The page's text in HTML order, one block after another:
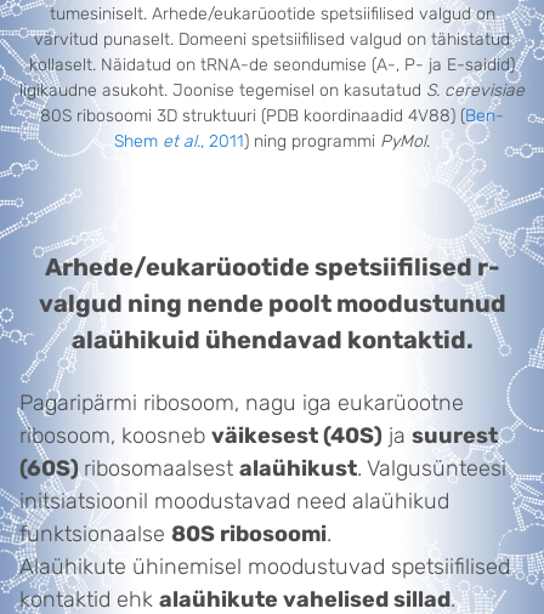
tumesiniselt. Arhede/eukarüootide spetsiifilised valgud on
värvitud punaselt. Domeeni spetsiifilised valgud on tähistatud
kollaselt. Näidatud on tRNA-de seondumise (A-, P- ja E-saidid)
ligikaudne asukoht. Joonise tegemisel on kasutatud S. cerevisiae
80S ribosoomi 3D struktuuri (PDB koordinaadid 4V88) (Ben-
Shem et al., 2011) ning programmi PyMol.
Arhede/eukarüootide spetsiifilised r-
valgud ning nende poolt moodustunud
alaühikuid ühendavad kontaktid.
Pagaripärmi ribosoom, nagu iga eukarüootne
ribosoom, koosneb väikesest (40S) ja suurest
(60S)ribosomaalsest alaühikust. Valgusünteesi
initsiatsioonil moodustavad need alaühikud
funktsionaalse 80S ribosoomi.
Alaühikute ühinemisel moodustuvad spetsiifilised
kontaktid ehk alaühikute vahelised sillad.